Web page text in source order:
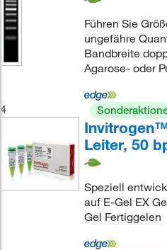
Führen Sie
ungefähre
Bandbreite
Agarose- oder
4
Leiter, 50
Speziell
auf E-Gel EX
Gel Fertiggelen